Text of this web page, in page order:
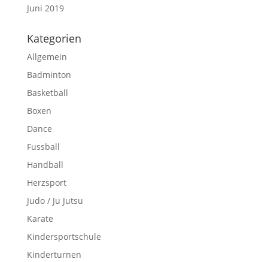
Juni 2019
Kategorien
Allgemein
Badminton
Basketball
Boxen
Dance
Fussball
Handball
Herzsport
Judo / Ju Jutsu
Karate
Kindersportschule
Kinderturnen